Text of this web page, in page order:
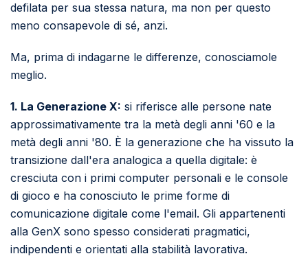
defilata per sua stessa natura, ma non per questo
meno consapevole di sé, anzi.
Ma, prima di indagarne le differenze, conosciamole
meglio.
1. La Generazione X: si riferisce alle persone nate
approssimativamente tra la metà degli anni '60 e la
metà degli anni '80. È la generazione che ha vissuto la
transizione dall'era analogica a quella digitale: è
cresciuta con i primi computer personali e le console
di gioco e ha conosciuto le prime forme di
comunicazione digitale come l'email. Gli appartenenti
alla GenX sono spesso considerati pragmatici,
indipendenti e orientati alla stabilità lavorativa.